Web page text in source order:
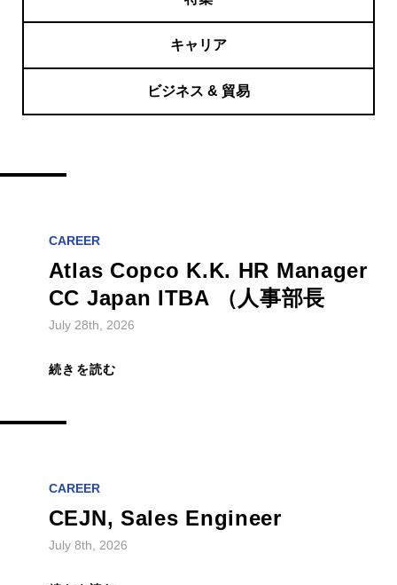
キャリア
ビジネス & 貿易
Atlas Copco K.K. HR Manager
CC Japan ITBA （人事部長
July 28th, 2026
続きを読む
CEJN, Sales Engineer
July 8th, 2026
続きを読む